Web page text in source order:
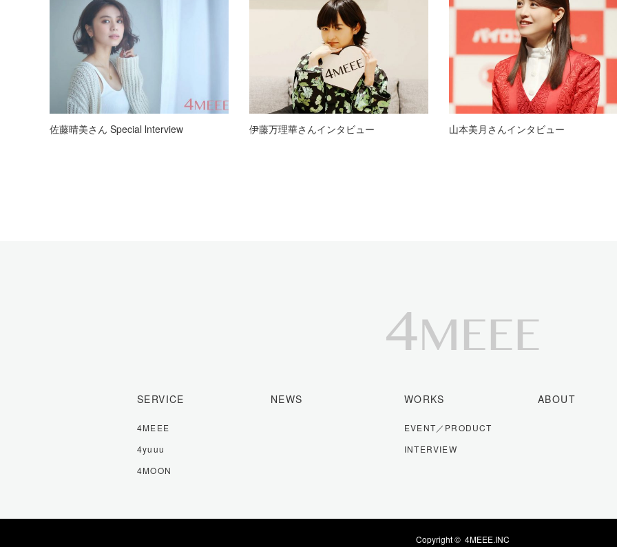
佐藤晴美さん Special lnterview 伊藤万理華さんインタビュー 山本美月さんインタビュー
SERVICE
4MEEE
4yuuu
4MOON
NEWS WORKS
EVENT／PRODUCT
INTERVIEW
ABOUT
Copyright © 4MEEE.INC